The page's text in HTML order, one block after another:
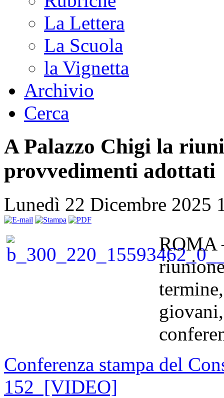
La Lettera
La Scuola
la Vignetta
Archivio
Cerca
A Palazzo Chigi la
provvedimenti adottati
Lunedì 22 Dicembre 2025
ROMA
Conferenza stampa del
152 [VIDEO]